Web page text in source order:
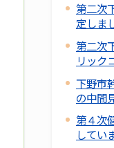
第二次
定しま
第二次
リック
下野市
の中間
第４次
してい